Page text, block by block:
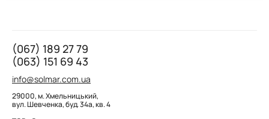
(067) 189 27 79
(063) 151 69 43
info@solmar.com.ua
29000, м. Хмельницький,
вул. Шевченка, буд. 34а, кв. 4